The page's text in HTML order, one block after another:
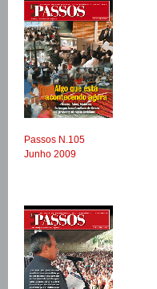
Passos N.105
Junho 2009